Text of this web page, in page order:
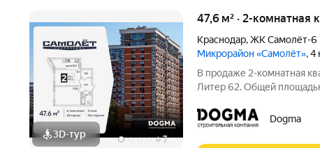
3D-тур +7
47,6 м² · 2-комнатная
Краснодар,ЖК Самолёт-6
Микрорайон «Самолёт», 4
В продаже 2-комнатная
Литер 62. Общей
северо-западе
Микрорайон
Dogma